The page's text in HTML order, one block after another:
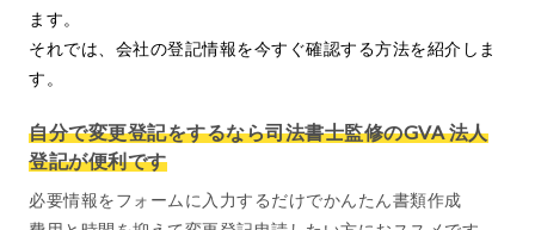
ます。
それでは、会社の登記情報を今すぐ確認する方法を紹介しま
す。
自分で変更登記をするなら司法書士監修のGVA 法人
登記が便利です
必要情報をフォームに入力するだけでかんたん書類作成